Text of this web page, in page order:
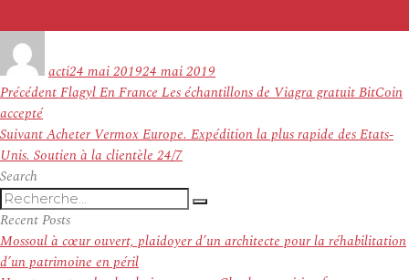
actile
24 mai 201924 mai 2019
Navigation
de
l’article
PrécédentArticle
Flagyl En France Les échantillons de Viagra gratuit BitCoin
accepté
SuivantArticle
suivant :
Acheter Vermox Europe. Expédition la plus rapide des Etats-
Unis. Soutien à la clientèle 24/7
Search
Recherche
pour
:
Recherche
Recent Posts
Mossoul à cœur ouvert, plaidoyer d’un architecte pour la réhabilitation
d’un patrimoine en péril